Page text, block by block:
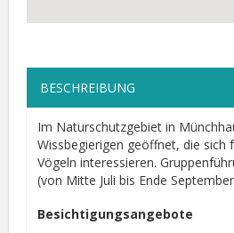
BESCHREIBUNG
Im Naturschutzgebiet in
Wissbegierigen geöffnet, die sich
Vögeln interessieren.
(von Mitte Juli bis Ende
Besichtigungsangebote